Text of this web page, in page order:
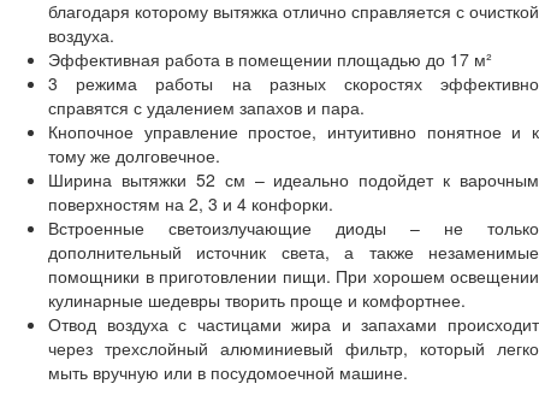
благодаря которому вытяжка отлично справляется с очисткой
воздуха.
Эффективная работа в помещении площадью до 17 м²
3 режима работы на разных скоростях эффективно
справятся с удалением запахов и пара.
Кнопочное управление простое, интуитивно понятное и к
тому же долговечное.
Ширина вытяжки 52 см – идеально подойдет к варочным
поверхностям на 2, 3 и 4 конфорки.
Встроенные светоизлучающие диоды – не только
дополнительный источник света, а также незаменимые
помощники в приготовлении пищи. При хорошем освещении
кулинарные шедевры творить проще и комфортнее.
Отвод воздуха с частицами жира и запахами происходит
через трехслойный алюминиевый фильтр, который легко
мыть вручную или в посудомоечной машине.